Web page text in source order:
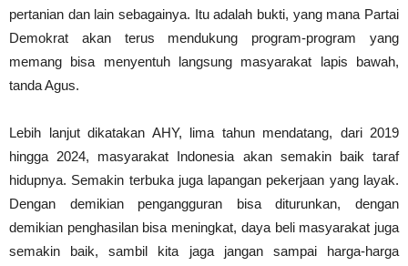
pertanian dan lain sebagainya. Itu adalah bukti, yang mana Partai
Demokrat akan terus mendukung program-program yang
memang bisa menyentuh langsung masyarakat lapis bawah,
tanda Agus.
Lebih lanjut dikatakan AHY, lima tahun mendatang, dari 2019
hingga 2024, masyarakat Indonesia akan semakin baik taraf
hidupnya. Semakin terbuka juga lapangan pekerjaan yang layak.
Dengan demikian pengangguran bisa diturunkan, dengan
demikian penghasilan bisa meningkat, daya beli masyarakat juga
semakin baik, sambil kita jaga jangan sampai harga-harga